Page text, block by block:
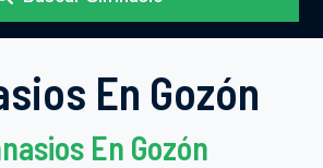
En Gozón
En Gozón